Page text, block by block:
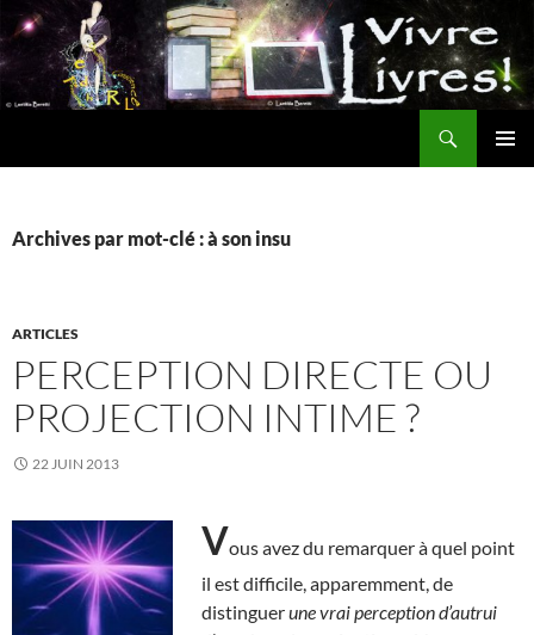
Aller
au
contenu
Archives par mot-clé : à son insu
ARTICLES
PERCEPTION DIRECTE OU
PROJECTION INTIME ?
22 JUIN 2013
Vous avez du remarquer à quel point
il est difficile, apparemment, de
distinguerune vrai perception d’autrui